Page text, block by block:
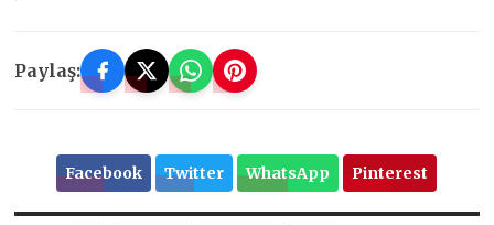
Paylaş:
Facebook Twitter WhatsApp Pinterest